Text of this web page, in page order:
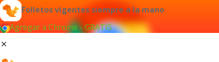
Folletos vigentes siempre a la mano
Agregar a Chrome - GRATIS